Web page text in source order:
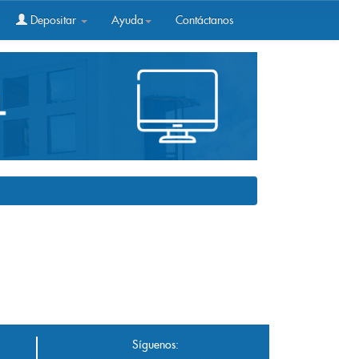
Depositar Ayuda Contáctanos
Síguenos: